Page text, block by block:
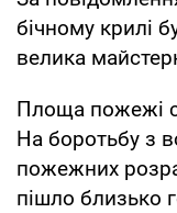
бічному крилі
велика
Площа пожежі
На боротьбу з
пожежних
пішло близько